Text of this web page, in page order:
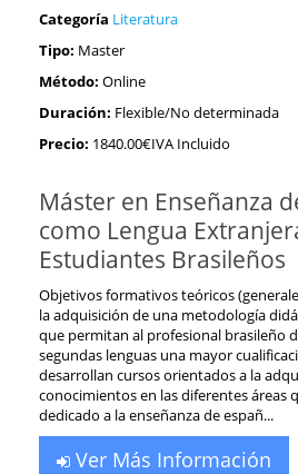
Categoría Literatura
Tipo: Master
Método: Online
Duración: Flexible/No determinada
Precio: 1840.00€IVA Incluido
Máster en Enseñanza
como Lengua
Estudiantes Brasileños
Objetivos formativos teóricos
la adquisición de una metodología
que permitan al profesional brasileño
segundas lenguas una mayor
desarrollan cursos orientados a la
conocimientos en las diferentes áreas
dedicado a la enseñanza de españ...
Ver Más Información